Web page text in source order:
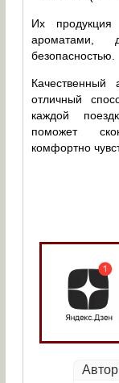
Их
ароматами,
безопасностью.
отличный
каждой
поможет
комфортно